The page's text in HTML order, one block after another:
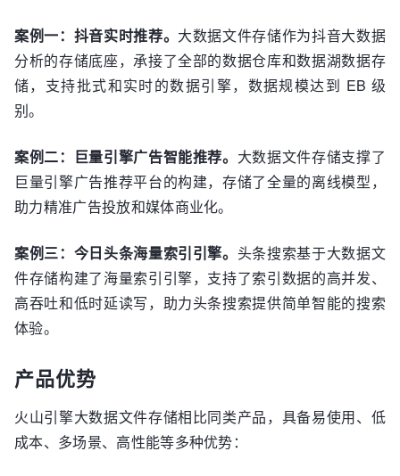
案例一：抖音实时推荐。 大数据文件存储作为抖音大数据
分析的存储底座，承接了全部的数据仓库和数据湖数据存
储，支持批式和实时的数据引擎，数据规模达到 EB 级
别。
案例二：巨量引擎广告智能推荐。 大数据文件存储支撑了
巨量引擎广告推荐平台的构建，存储了全量的离线模型，
助力精准广告投放和媒体商业化。
案例三：今日头条海量索引引擎。 头条搜索基于大数据文
件存储构建了海量索引引擎，支持了索引数据的高并发、
高吞吐和低时延读写，助力头条搜索提供简单智能的搜索
体验。
产品优势
火山引擎大数据文件存储相比同类产品，具备易使用、低
成本、多场景、高性能等多种优势：